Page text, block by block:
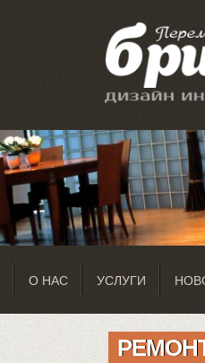
О НАС УСЛУГИ